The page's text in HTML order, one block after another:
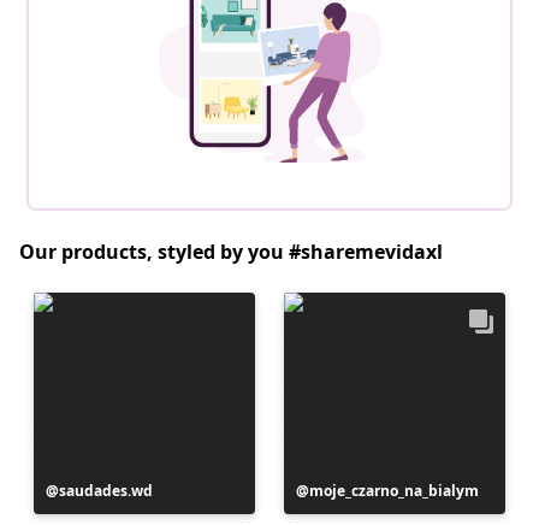
Our products, styled by you #sharemevidaxl
Postitus
avaldatud
saudades.wd
Postitus
avaldatud
moje_czarno_na_bialym